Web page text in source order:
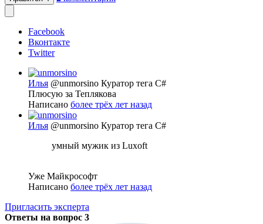
Facebook
Вконтакте
Twitter
Илья @unmorsino Куратор тега C#
Плюсую за Теплякова
Написано более трёх лет назад
Илья @unmorsino Куратор тега C#
умный мужик из Luxoft
Уже Майкрософт
Написано более трёх лет назад
Пригласить эксперта
Ответы на вопрос 3